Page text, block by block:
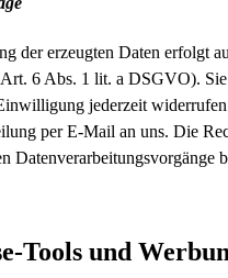
der erzeugten Daten erfolgt
6 Abs. 1 lit. a DSGVO). Sie
jederzeit
per E-Mail an uns. Die
Datenverarbeitungsvorgänge
Tools und